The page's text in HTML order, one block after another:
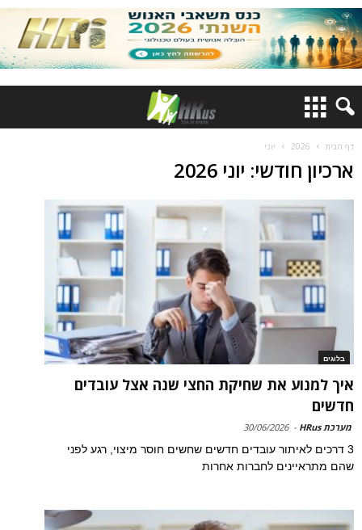
דף הבית 2026 יוני
ארכיון חודשי: יוני 2026
בלוגים
איך למנוע את שחיקת החצי שנה אצל עובדים
חדשים
מערכת HRus -
30/06/2026
3 דרכים לאיתור עובדים חדשים שחשים חוסר מיצוי, רגע לפני
שהם מתראיינים לחברות אחרות